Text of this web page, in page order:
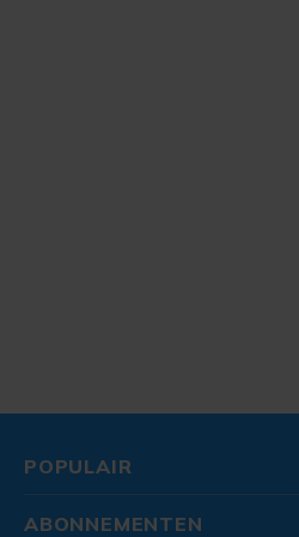
POPULAIR
ABONNEMENTEN